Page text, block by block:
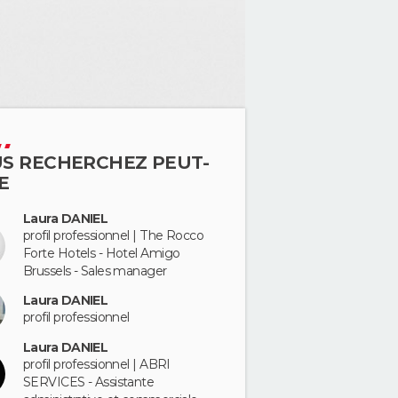
RECHERCHEZ PEUT-
Laura DANIEL
profil professionnel | The Rocco
Forte Hotels - Hotel Amigo
Brussels - Sales manager
Laura DANIEL
profil professionnel
Laura DANIEL
profil professionnel | ABRI
SERVICES - Assistante